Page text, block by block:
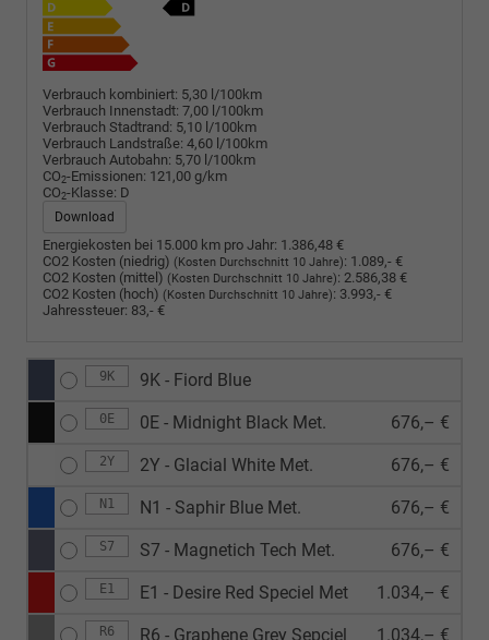
Verbrauch kombiniert: 5,30 l/100km
Verbrauch Innenstadt: 7,00 l/100km
Verbrauch Stadtrand: 5,10 l/100km
Verbrauch Landstraße: 4,60 l/100km
Verbrauch Autobahn: 5,70 l/100km
CO2-Emissionen: 121,00 g/km
CO2-Klasse: D
Download
Energiekosten bei 15.000 km pro Jahr: 1.386,48 €
CO2 Kosten (niedrig) (Kosten Durchschnitt 10 Jahre): 1.089,- €
CO2 Kosten (mittel) (Kosten Durchschnitt 10 Jahre): 2.586,38 €
CO2 Kosten (hoch) (Kosten Durchschnitt 10 Jahre): 3.993,- €
Jahressteuer: 83,- €
9K 9K - Fiord Blue
0E 0E - Midnight Black Met. 676,– €
2Y 2Y - Glacial White Met. 676,– €
N1 N1 - Saphir Blue Met. 676,– €
S7 S7 - Magnetich Tech Met. 676,– €
E1 E1 - Desire Red Speciel Met 1.034,– €
R6
R6 - Graphene Grey Sepciel
1.034,– €